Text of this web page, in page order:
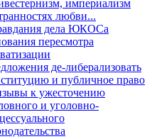
империализм
любви...
дела ЮКОСа
пересмотра
де-либерализовать
и публичное право
к ужесточению
и уголовно-